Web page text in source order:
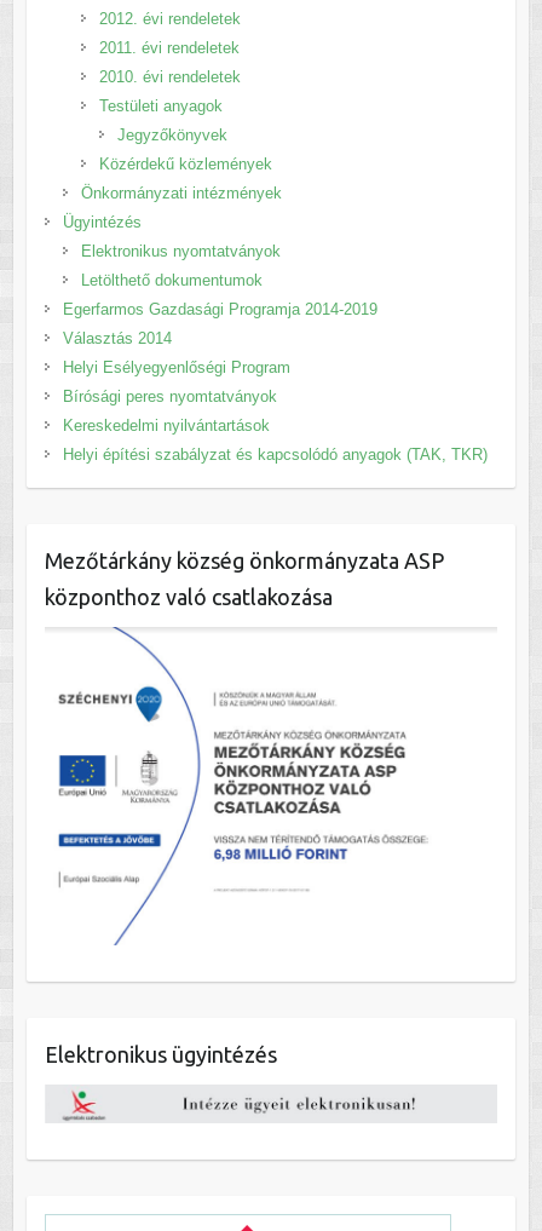
2012. évi rendeletek
2011. évi rendeletek
2010. évi rendeletek
Testületi anyagok
Jegyzőkönyvek
Közérdekű közlemények
Önkormányzati intézmények
Ügyintézés
Elektronikus nyomtatványok
Letölthető dokumentumok
Egerfarmos Gazdasági Programja 2014-2019
Választás 2014
Helyi Esélyegyenlőségi Program
Bírósági peres nyomtatványok
Kereskedelmi nyilvántartások
Helyi építési szabályzat és kapcsolódó anyagok (TAK, TKR)
Mezőtárkány község önkormányzata ASP
központhoz való csatlakozása
Elektronikus ügyintézés